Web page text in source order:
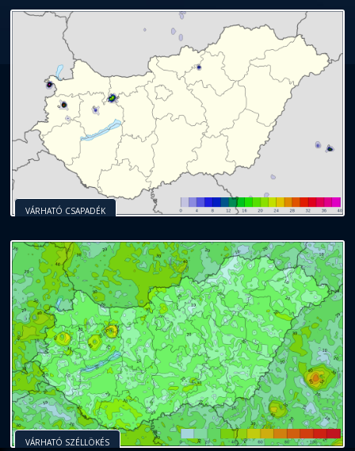
VÁRHATÓ CSAPADÉK
VÁRHATÓ SZÉLLÖKÉS